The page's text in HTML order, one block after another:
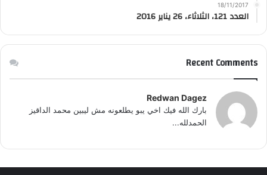
18/11/2017
العدد 121، الثلاثاء، 26 يناير 2016
Recent Comments
Redwan Dagez
بارك الله فيك اخي يبو يطلعونه مش ليبين محمد الداقيز
الحمدلله...